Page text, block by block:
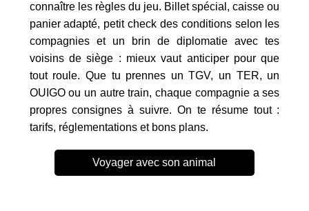
connaître les règles du jeu. Billet spécial, caisse ou
panier adapté, petit check des conditions selon les
compagnies et un brin de diplomatie avec tes
voisins de siège : mieux vaut anticiper pour que
tout roule. Que tu prennes un TGV, un TER, un
OUIGO ou un autre train, chaque compagnie a ses
propres consignes à suivre. On te résume tout :
tarifs, réglementations et bons plans.
Voyager avec son animal